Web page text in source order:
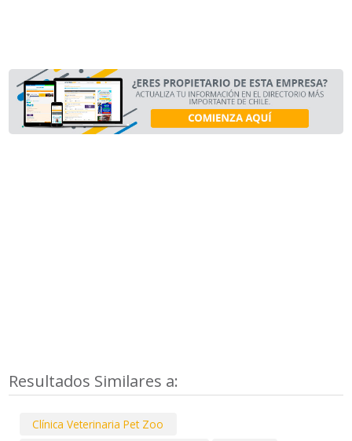
Resultados Similares a:
Clínica Veterinaria Pet Zoo